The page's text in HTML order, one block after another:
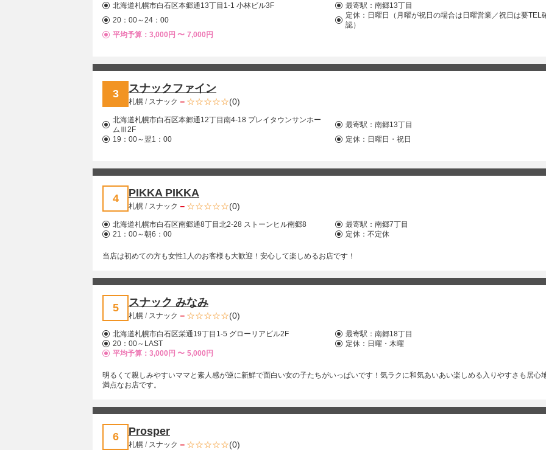
北海道札幌市白石区本郷通13丁目1-1 小林ビル3F 最寄駅： 南郷13丁目
20：00～24：00
定休：日曜日（月曜が祝日の場合は日曜営業／祝日は要TEL
認）
平均予算：3,000円 〜 7,000円
3 スナックファイン
札幌 / スナック － (0)
北海道札幌市白石区本郷通12丁目南4-18 プレイタウンサンホー
ムⅢ2F
最寄駅： 南郷13丁目
19：00～翌1：00
定休：日曜日・祝日
4 PIKKA PIKKA
札幌 / スナック － (0)
北海道札幌市白石区南郷通8丁目北2-28 ストーンヒル南郷8 最寄駅： 南郷7丁目
21：00～朝6：00
定休：不定休
当店は初めての方も女性1人のお客様も大歓迎！安心して楽しめるお店です！
5 スナック みなみ
札幌 / スナック － (0)
北海道札幌市白石区栄通19丁目1-5 グローリアビル2F 最寄駅： 南郷18丁目
20：00～LAST
定休：日曜・木曜
平均予算：3,000円 〜 5,000円
明るくて親しみやすいママと素人感が逆に新鮮で面白い女の子たちがいっぱいです！気ラクに和気あいあい楽しめる入りやすさも居心
満点なお店です。
6 Prosper
札幌 / スナック － (0)